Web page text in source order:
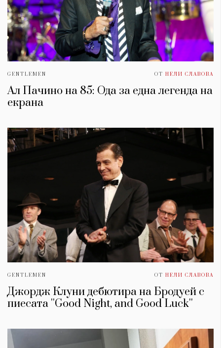
GENTLEMEN ОТ НЕЛИ СЛАВОВА
Ал Пачино на 85: Ода за една легенда на
екрана
GENTLEMEN ОТ НЕЛИ СЛАВОВА
Джордж Клуни дебютира на Бродуей с
пиесата ''Good Night, and Good Luck''